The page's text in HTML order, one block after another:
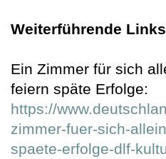
Weiterführende Links
Ein Zimmer für sich
feiern späte Erfolge:
https://
zimmer-fuer-sich-
spaete-erfolge-dlf-